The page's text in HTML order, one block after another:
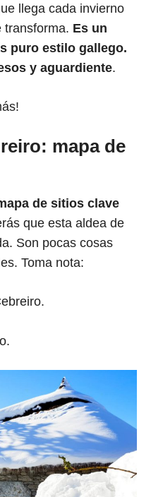
llega cada invierno
transforma. Es un
puro estilo gallego.
y aguardiente.
mapa de
de sitios clave
que esta aldea de
Son pocas cosas
Toma nota: